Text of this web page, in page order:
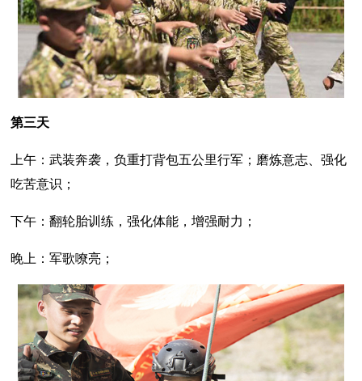
第三天
上午：武装奔袭，负重打背包五公里行军；磨炼意志、强化
吃苦意识；
下午：翻轮胎训练，强化体能，增强耐力；
晚上：军歌嘹亮；